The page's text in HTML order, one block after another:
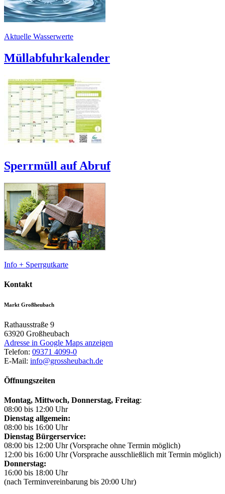
Aktuelle Wasserwerte
Müllabfuhrkalender
Sperrmüll auf Abruf
Info + Sperrgutkarte
Kontakt
Markt Großheubach
Rathausstraße 9
63920 Großheubach
Adresse in Google Maps anzeigen
Telefon: 09371 4099-0
E-Mail: info@grossheubach.de
Öffnungszeiten
Montag, Mittwoch, Donnerstag, Freitag:
08:00 bis 12:00 Uhr
Dienstag allgemein:
08:00 bis 16:00 Uhr
Dienstag Bürgerservice:
08:00 bis 12:00 Uhr (Vorsprache ohne Termin möglich)
12:00 bis 16:00 Uhr (Vorsprache ausschließlich mit Termin möglich)
Donnerstag:
16:00 bis 18:00 Uhr
(nach Terminvereinbarung bis 20:00 Uhr)